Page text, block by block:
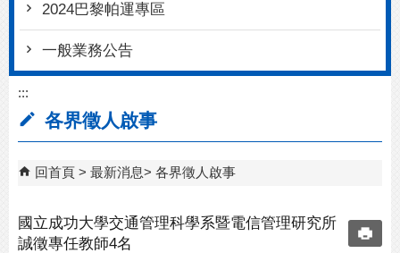
2024巴黎帕運專區
一般業務公告
:::
各界徵人啟事
回首頁 最新消息 各界徵人啟事
國立成功大學交通管理科學系暨電信管理研究所
誠徵專任教師4名